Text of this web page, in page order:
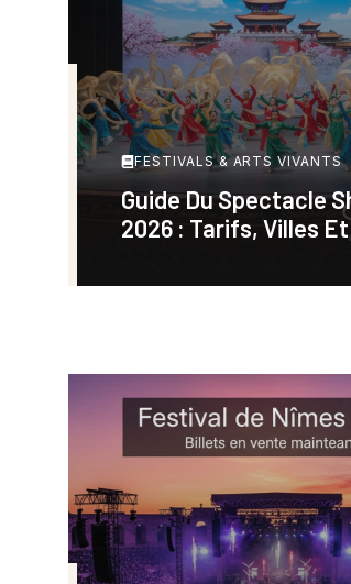
FESTIVALS & ARTS VIVANTS
Guide Du Spectacle
2026 : Tarifs, Villes